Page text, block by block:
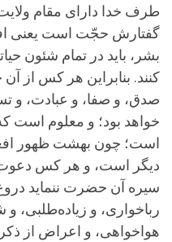
طرف خدا داراى مقام
گفتارش حجّت است یعنى
بشر، باید در تمام شئون
کنند. بنابراین هر کس از
صدق، و صفا، و عبادت، و
خواهد بود؛ و معلوم
است؛ چون بهشت ظهور
دیگر است، و هر کس دعوت
سیره آن حضرت ننماید
رباخوارى، و زیاده‌طلبى،
هواخواهى، و اعراض از